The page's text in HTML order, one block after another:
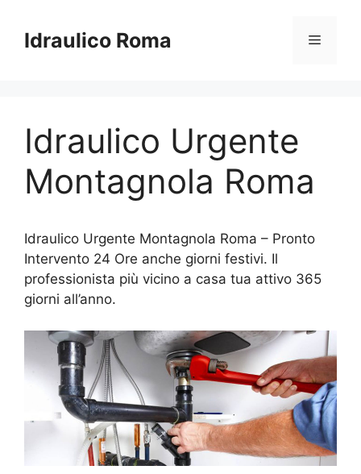
contenuto
Idraulico Roma Menu
Idraulico Urgente
Montagnola Roma
Idraulico Urgente Montagnola Roma – Pronto
Intervento 24 Ore anche giorni festivi. Il
professionista più vicino a casa tua attivo 365
giorni all’anno.